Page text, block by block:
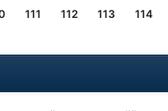
111 112 113 114